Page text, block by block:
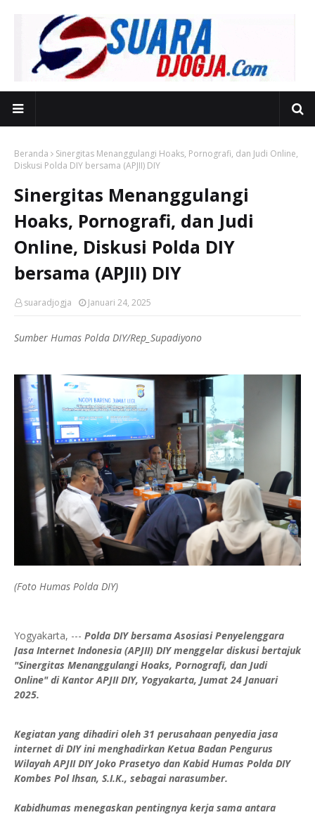
Beranda
Sinergitas Menanggulangi Hoaks, Pornografi, dan Judi Online,
Diskusi Polda DIY bersama (APJII) DIY
Sinergitas Menanggulangi
Hoaks, Pornografi, dan Judi
Online, Diskusi Polda DIY
bersama (APJII) DIY
suaradjogja Januari 24, 2025
Sumber Humas Polda DIY/Rep_Supadiyono
(Foto Humas Polda DIY)
Yogyakarta, --- Polda DIY bersama Asosiasi Penyelenggara
Jasa Internet Indonesia (APJII) DIY menggelar diskusi bertajuk
"Sinergitas Menanggulangi Hoaks, Pornografi, dan Judi
Online" di Kantor APJII DIY, Yogyakarta, Jumat 24 Januari
2025.
Kegiatan yang dihadiri oleh 31 perusahaan penyedia jasa
internet di DIY ini menghadirkan Ketua Badan Pengurus
Wilayah APJII DIY Joko Prasetyo dan Kabid Humas Polda DIY
Kombes Pol Ihsan, S.I.K., sebagai narasumber.
Kabidhumas menegaskan pentingnya kerja sama antara